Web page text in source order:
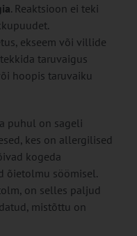
. Reaktsioon ei teki
ekseem või villide
taruvaigus
hoopis taruvaiku
puhul on sageli
kes on allergilised
kogeda
õietolmu söömisel.
on selles paljud
mistõttu on